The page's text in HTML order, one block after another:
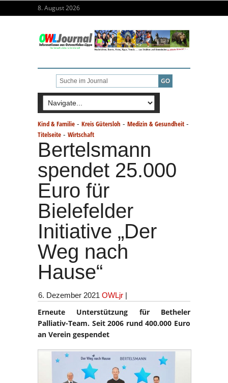
8. August 2026
Kind & Familie - Kreis Gütersloh - Medizin & Gesundheit -
Titelseite - Wirtschaft
Bertelsmann
spendet 25.000
Euro für
Bielefelder
Initiative „Der
Weg nach
Hause“
6. Dezember 2021 OWLjr |
Erneute Unterstützung für Betheler
Palliativ-Team. Seit 2006 rund 400.000 Euro
an Verein gespendet